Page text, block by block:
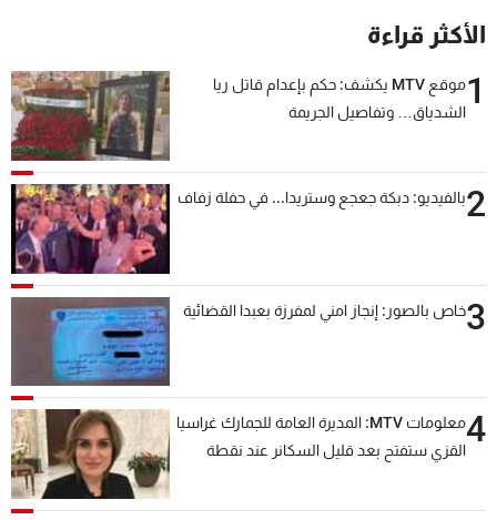
الأكثر قراءة
1
موقع MTV يكشف: حكم بإعدام قاتل ريا
الشدياق… وتفاصيل الجريمة
2بالفيديو: دبكة جعجع وستريدا... في حفلة زفاف
3خاص بالصور: إنجاز امني لمفرزة بعبدا القضائية
4
معلومات MTV: المديرة العامة للجمارك غراسيا
القزي ستفتح بعد قليل السكانر عند نقطة
السعودية والدول العربية